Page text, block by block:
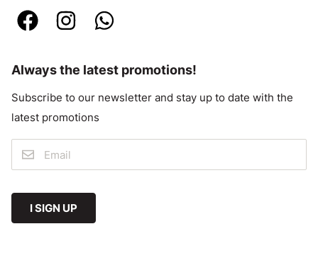
Always the latest promotions!
Subscribe to our newsletter and stay up to date with the
latest promotions
I SIGN UP